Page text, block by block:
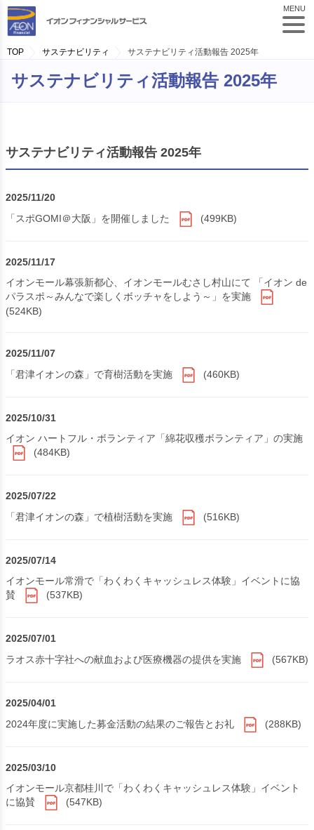
MENU
TOP サステナビリティ サステナビリティ活動報告 2025年
サステナビリティ活動報告 2025年
サステナビリティ活動報告 2025年
2025/11/20
「スポGOMI＠大阪」を開催しました
(499KB)
2025/11/17
イオンモール幕張新都心、イオンモールむさし村山にて 「イオン de
パラスポ～みんなで楽しくボッチャをしよう～」を実施
(524KB)
2025/11/07
「君津イオンの森」で育樹活動を実施
(460KB)
2025/10/31
イオン ハートフル・ボランティア「綿花収穫ボランティア」の実施
(484KB)
2025/07/22
「君津イオンの森」で植樹活動を実施
(516KB)
2025/07/14
イオンモール常滑で「わくわくキャッシュレス体験」イベントに協
賛
(537KB)
2025/07/01
ラオス赤十字社への献血および医療機器の提供を実施
(567KB)
2025/04/01
2024年度に実施した募金活動の結果のご報告とお礼
(288KB)
2025/03/10
イオンモール京都桂川で「わくわくキャッシュレス体験」イベント
に協賛
(547KB)